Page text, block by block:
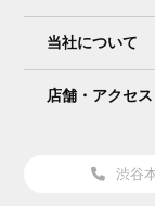
当社について
店舗・アクセス
渋谷